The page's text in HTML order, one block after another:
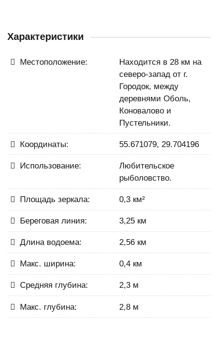
Характеристики
Местоположение:
Находится в 28 км на
северо-запад от г.
Городок, между
деревнями Оболь,
Коновалово и
Пустельники.
Координаты: 55.671079, 29.704196
Использование:
Любительское
рыболовство.
Площадь зеркала: 0,3 км²
Береговая линия: 3,25 км
Длина водоема: 2,56 км
Макс. ширина: 0,4 км
Средняя глубина: 2,3 м
Макс. глубина: 2,8 м